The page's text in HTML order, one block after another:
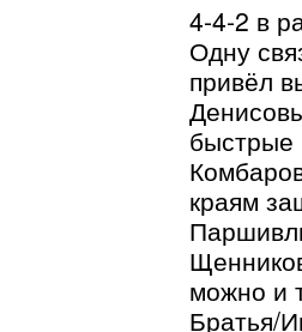
4-4-2 в
Одну
привёл
быстрые
краям
можно и
Братья/